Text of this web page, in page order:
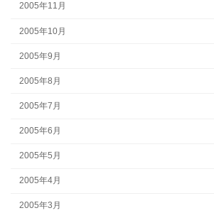
2005年11月
2005年10月
2005年9月
2005年8月
2005年7月
2005年6月
2005年5月
2005年4月
2005年3月